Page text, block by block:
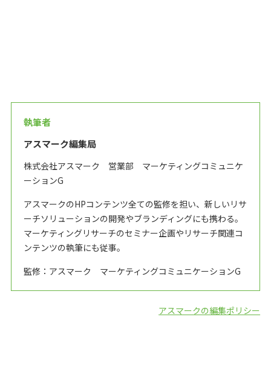
執筆者
アスマーク編集局
株式会社アスマーク 営業部 マーケティングコミュニケ
ーションG
アスマークのHPコンテンツ全ての監修を担い、新しいリサ
ーチソリューションの開発やブランディングにも携わる。
マーケティングリサーチのセミナー企画やリサーチ関連コ
ンテンツの執筆にも従事。
監修：アスマーク マーケティングコミュニケーションG
アスマークの編集ポリシー